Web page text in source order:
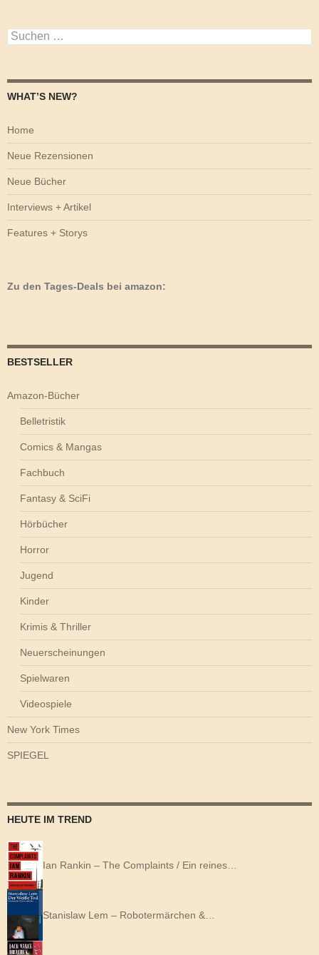
Suchen
nach:
WHAT’S NEW?
Home
Neue Rezensionen
Neue Bücher
Interviews + Artikel
Features + Storys
Zu den Tages-Deals bei amazon:
BESTSELLER
Amazon-Bücher
Belletristik
Comics & Mangas
Fachbuch
Fantasy & SciFi
Hörbücher
Horror
Jugend
Kinder
Krimis & Thriller
Neuerscheinungen
Spielwaren
Videospiele
New York Times
SPIEGEL
HEUTE IM TREND
Ian Rankin – The Complaints / Ein reines…
Stanislaw Lem – Robotermärchen &…